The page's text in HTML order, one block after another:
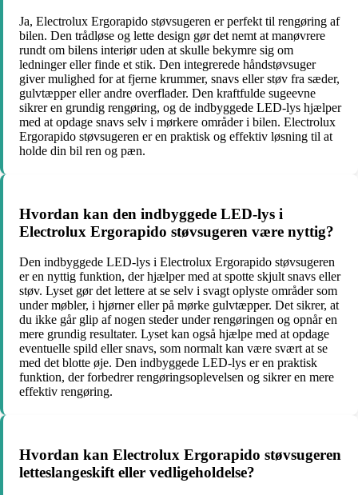
Ja, Electrolux Ergorapido støvsugeren er perfekt til rengøring af
bilen. Den trådløse og lette design gør det nemt at manøvrere
rundt om bilens interiør uden at skulle bekymre sig om
ledninger eller finde et stik. Den integrerede håndstøvsuger
giver mulighed for at fjerne krummer, snavs eller støv fra sæder,
gulvtæpper eller andre overflader. Den kraftfulde sugeevne
sikrer en grundig rengøring, og de indbyggede LED-lys hjælper
med at opdage snavs selv i mørkere områder i bilen. Electrolux
Ergorapido støvsugeren er en praktisk og effektiv løsning til at
holde din bil ren og pæn.
Hvordan kan den indbyggede LED-lys i
Electrolux Ergorapido støvsugeren være nyttig?
Den indbyggede LED-lys i Electrolux Ergorapido støvsugeren
er en nyttig funktion, der hjælper med at spotte skjult snavs eller
støv. Lyset gør det lettere at se selv i svagt oplyste områder som
under møbler, i hjørner eller på mørke gulvtæpper. Det sikrer, at
du ikke går glip af nogen steder under rengøringen og opnår en
mere grundig resultater. Lyset kan også hjælpe med at opdage
eventuelle spild eller snavs, som normalt kan være svært at se
med det blotte øje. Den indbyggede LED-lys er en praktisk
funktion, der forbedrer rengøringsoplevelsen og sikrer en mere
effektiv rengøring.
Hvordan kan Electrolux Ergorapido støvsugeren
letteslangeskift eller vedligeholdelse?